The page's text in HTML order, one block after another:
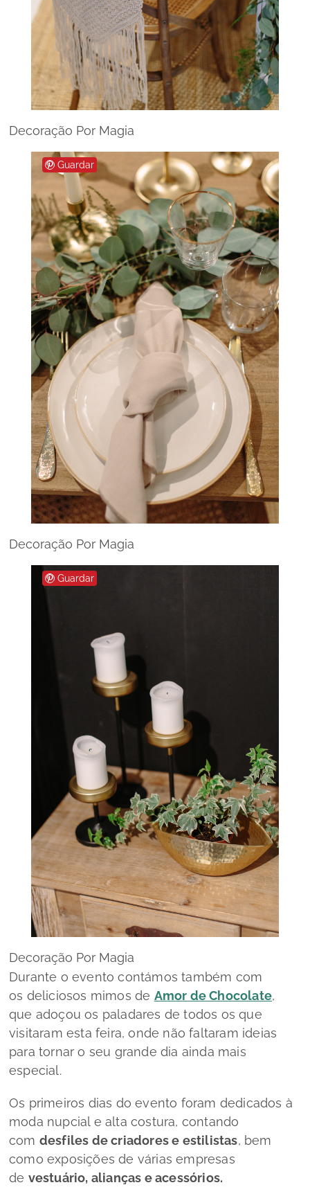
Decoração Por Magia
Guardar
Decoração Por Magia
Guardar
Decoração Por Magia
Durante o evento contámos também com
os deliciosos mimos de Amor de Chocolate,
que adoçou os paladares de todos os que
visitaram esta feira, onde não faltaram ideias
para tornar o seu grande dia ainda mais
especial.
Os primeiros dias do evento foram dedicados à
moda nupcial e alta costura, contando
com desfiles de criadores e estilistas, bem
como exposições de várias empresas
de vestuário, alianças e acessórios.